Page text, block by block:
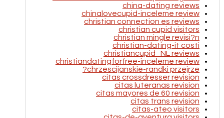
china-dating reviews
chinalovecupid-inceleme review
christian connection es reviews
christian cupid visitors
christian mingle revisi?n
christian-dating-it costi
christiancupid_NL reviews
christiandatingforfree-inceleme review
chrzescijanskie-randki przejrze?
citas crossdresser revision
citas luteranas revision
citas mayores de 60 revision
citas trans revision
citas-ateo visitors